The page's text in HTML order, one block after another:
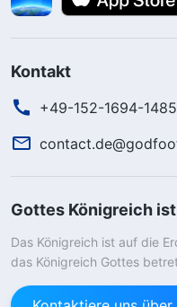
Kontakt
+49-152-1694-1485
Gottes Königreich
Das Königreich ist auf die
das Königreich Gottes